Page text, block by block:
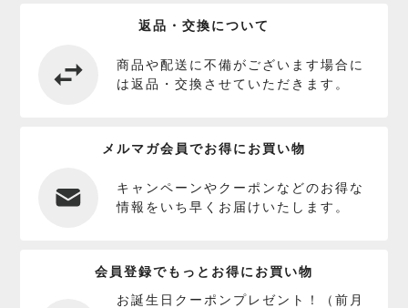
返品・交換について
商品や配送に不備がございます場合に
は返品・交換させていただきます。
メルマガ会員でお得にお買い物
キャンペーンやクーポンなどのお得な
情報をいち早くお届けいたします。
会員登録でもっとお得にお買い物
お誕生日クーポンプレゼント！（前月